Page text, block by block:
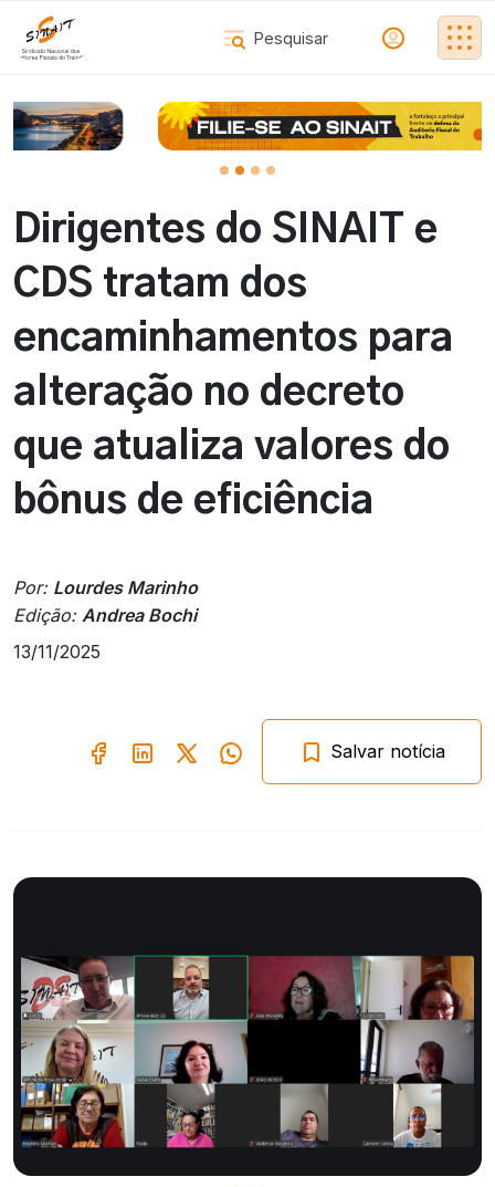
Dirigentes do SINAIT e
CDS tratam dos
encaminhamentos para
alteração no decreto
que atualiza valores do
bônus de eficiência
Por: Lourdes Marinho
Edição: Andrea Bochi
13/11/2025
Salvar notícia